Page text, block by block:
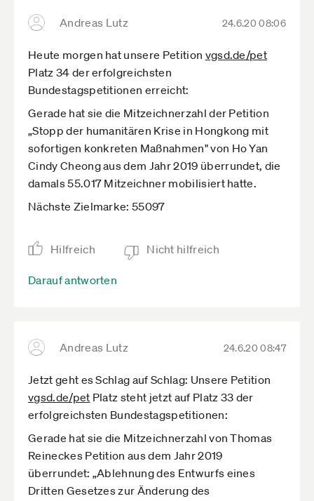
Andreas Lutz 24.6.20 08:06
Heute morgen hat unsere Petition vgsd.de­/pet
Platz 34 der erfolgreichsten
Bundestagspetitionen erreicht:
Gerade hat sie die Mitzeichnerzahl der Petition
„Stopp der humanitären Krise in Hongkong mit
sofortigen konkreten Maßnahmen" von Ho Yan
Cindy Cheong aus dem Jahr 2019 überrundet, die
damals 55.017 Mitzeichner mobilisiert hatte.
Nächste Zielmarke: 55097
Hilfreich Nicht hilfreich
Darauf antworten
Andreas Lutz 24.6.20 08:47
Jetzt geht es Schlag auf Schlag: Unsere Petition
vgsd.de­/pet Platz steht jetzt auf Platz 33 der
erfolgreichsten Bundestagspetitionen:
Gerade hat sie die Mitzeichnerzahl von Thomas
Reineckes Petition aus dem Jahr 2019
überrundet: „Ablehnung des Entwurfs eines
Dritten Gesetzes zur Änderung des